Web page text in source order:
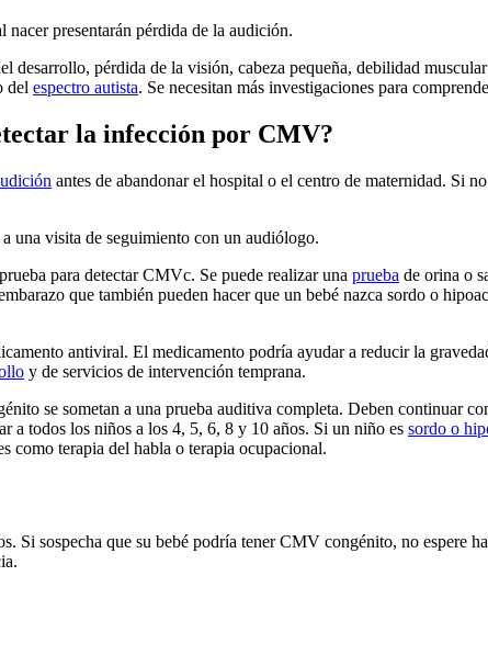
presentarán pérdida de la audición.
desarrollo, pérdida de la visión, cabeza pequeña, debilidad
del espectro autista. Se necesitan más investigaciones para
la infección por CMV?
antes de abandonar el hospital o el centro de maternidad. Si
una visita de seguimiento con un audiólogo.
para detectar CMVc. Se puede realizar una prueba de orina o
que también pueden hacer que un bebé nazca sordo o
antiviral. El medicamento podría ayudar a reducir la
y de servicios de intervención temprana.
se sometan a una prueba auditiva completa. Deben continuar
a todos los niños a los 4, 5, 6, 8 y 10 años. Si un niño es sordo o
como terapia del habla o terapia ocupacional.
Si sospecha que su bebé podría tener CMV congénito, no espere